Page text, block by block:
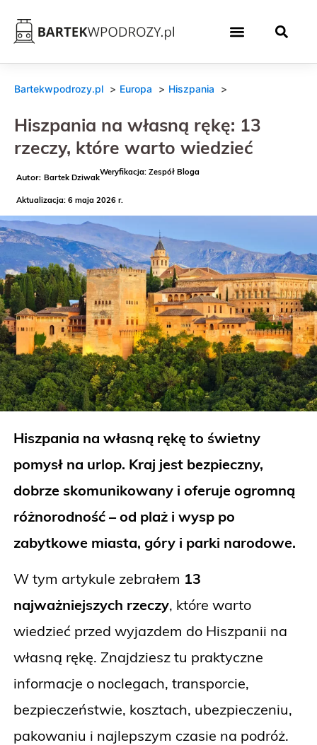
Bartekwpodrozy.pl Europa Hiszpania
Hiszpania na własną rękę: 13
rzeczy, które warto wiedzieć
Bartek Dziwak
Weryfikacja: Zespół Bloga
Aktualizacja: 6 maja 2026 r.
Hiszpania na własną rękę to świetny
pomysł na urlop. Kraj jest bezpieczny,
dobrze skomunikowany i oferuje ogromną
różnorodność – od plaż i wysp po
zabytkowe miasta, góry i parki narodowe.
W tym artykule zebrałem 13
najważniejszych rzeczy, które warto
wiedzieć przed wyjazdem do Hiszpanii na
własną rękę. Znajdziesz tu praktyczne
informacje o noclegach, transporcie,
bezpieczeństwie, kosztach, ubezpieczeniu,
pakowaniu i najlepszym czasie na podróż.